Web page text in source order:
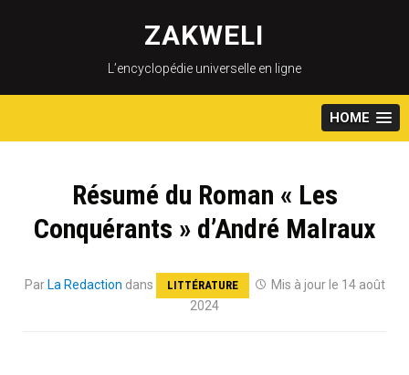
content
ZAKWELI
L’encyclopédie universelle en ligne
HOME
Résumé du Roman « Les
Conquérants » d’André Malraux
Par La Redaction dans LITTÉRATURE
Mis à jour le 14 août
2024